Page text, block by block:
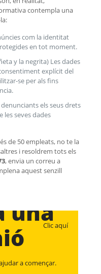
contempla una
com la identitat
en tot moment.
y la negrita) Les dades
explícit del
se per als fins
els seus drets
les seves dades
de 50 empleats, no te la
i resoldrem tots els
, envia un correu a
aquest senzill
Clic aquí
una
a començar.